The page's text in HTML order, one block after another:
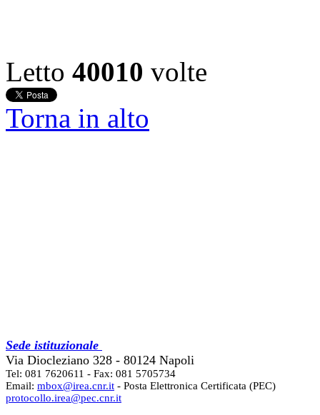
Letto 40010 volte
Torna in alto
Sede istituzionale
Via Diocleziano 328 - 80124 Napoli
Tel: 081 7620611 - Fax: 081 5705734
Email: mbox@irea.cnr.it - Posta Elettronica Certificata (PEC)
protocollo.irea@pec.cnr.it